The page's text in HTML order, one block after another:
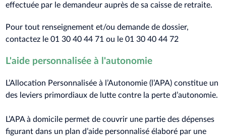
effectuée par le demandeur auprès de sa caisse de retraite.
Pour tout renseignement et/ou demande de dossier,
contactez le 01 30 40 44 71 ou le 01 30 40 44 72
L'aide personnalisée à l'autonomie
L’Allocation Personnalisée à l’Autonomie (l’APA) constitue un
des leviers primordiaux de lutte contre la perte d’autonomie.
L’APA à domicile permet de couvrir une partie des dépenses
figurant dans un plan d’aide personnalisé élaboré par une